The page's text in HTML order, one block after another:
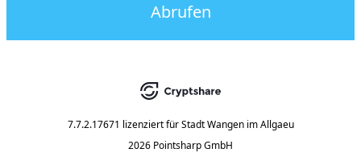
Abrufen
7.7.2.17671 lizenziert für Stadt Wangen im Allgaeu
2026 Pointsharp GmbH